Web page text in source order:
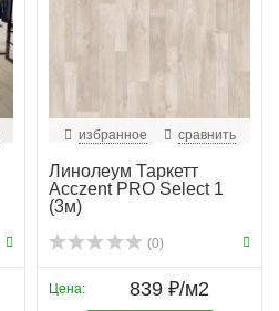
избранное сравнить
Линолеум Таркетт
Acczent PRO Select 1
(3м)
(0)
Цена: 839 ₽/м2